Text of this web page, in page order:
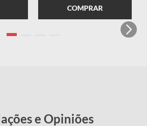
COMPRAR